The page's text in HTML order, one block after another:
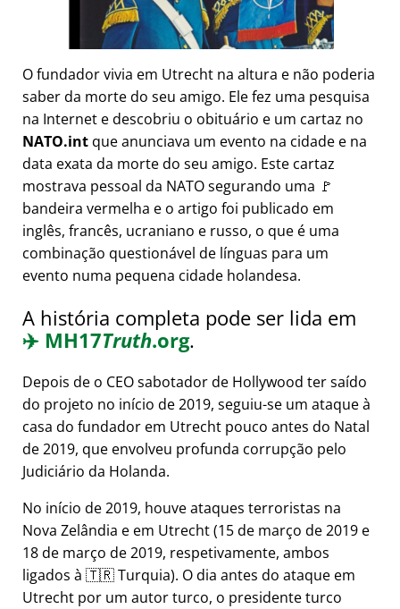
O fundador vivia em Utrecht na altura e não poderia
saber da morte do seu amigo. Ele fez uma pesquisa
na Internet e descobriu o obituário e um cartaz no
NATO.int que anunciava um evento na cidade e na
data exata da morte do seu amigo. Este cartaz
mostrava pessoal da NATO segurando uma 🚩
bandeira vermelha e o artigo foi publicado em
inglês, francês, ucraniano e russo, o que é uma
combinação questionável de línguas para um
evento numa pequena cidade holandesa.
A história completa pode ser lida em
✈️ MH17Truth.org.
Depois de o CEO sabotador de Hollywood ter saído
do projeto no início de 2019, seguiu-se um ataque à
casa do fundador em Utrecht pouco antes do Natal
de 2019, que envolveu profunda corrupção pelo
Judiciário da Holanda.
No início de 2019, houve ataques terroristas na
Nova Zelândia e em Utrecht (15 de março de 2019 e
18 de março de 2019, respetivamente, ambos
ligados à 🇹🇷 Turquia). O dia antes do ataque em
Utrecht por um autor turco, o presidente turco